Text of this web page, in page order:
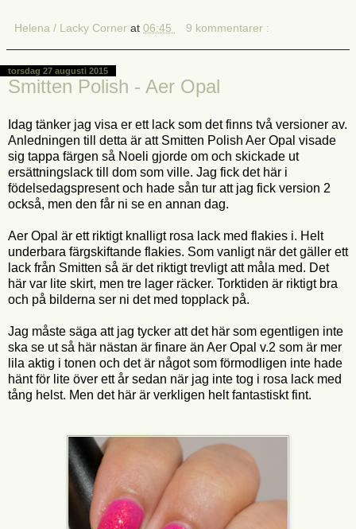
Helena / Lacky Corner at 06:45 9 kommentarer :
torsdag 27 augusti 2015
Smitten Polish - Aer Opal
Idag tänker jag visa er ett lack som det finns två versioner av.
Anledningen till detta är att Smitten Polish Aer Opal visade
sig tappa färgen så Noeli gjorde om och skickade ut
ersättningslack till dom som ville. Jag fick det här i
födelsedagspresent och hade sån tur att jag fick version 2
också, men den får ni se en annan dag.
Aer Opal är ett riktigt knalligt rosa lack med flakies i. Helt
underbara färgskiftande flakies. Som vanligt när det gäller ett
lack från Smitten så är det riktigt trevligt att måla med. Det
här var lite skirt, men tre lager räcker. Torktiden är riktigt bra
och på bilderna ser ni det med topplack på.
Jag måste säga att jag tycker att det här som egentligen inte
ska se ut så här nästan är finare än Aer Opal v.2 som är mer
lila aktig i tonen och det är något som förmodligen inte hade
hänt för lite över ett år sedan när jag inte tog i rosa lack med
tång helst. Men det här är verkligen helt fantastiskt fint.